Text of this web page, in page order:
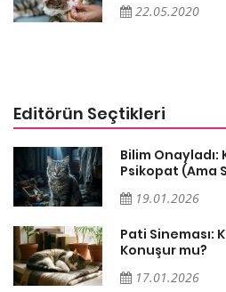
22.05.2020
Editörün Seçtikleri
Bilim
Psikopat (Ama
19.01.2026
Pati Sineması:
Konuşur mu?
17.01.2026